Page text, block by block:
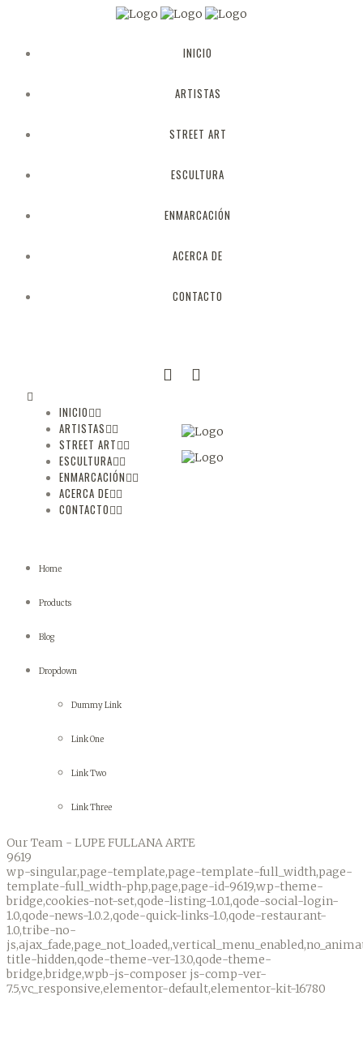
INICIO
ARTISTAS
STREET ART
ESCULTURA
ENMARCACIÓN
ACERCA DE
CONTACTO
INICIO
ARTISTAS
STREET ART
ESCULTURA
ENMARCACIÓN
ACERCA DE
CONTACTO
Home
Products
Blog
Dropdown
Dummy Link
Link One
Link Two
Link Three
Our Team - LUPE FULLANA ARTE
9619
wp-singular,page-template,page-template-full_width,page-
template-full_width-php,page,page-id-9619,wp-theme-
bridge,cookies-not-set,qode-listing-1.0.1,qode-social-login-
1.0,qode-news-1.0.2,qode-quick-links-1.0,qode-restaurant-
1.0,tribe-no-
title-hidden,qode-theme-ver-13.0,qode-theme-
bridge,bridge,wpb-js-composer js-comp-ver-
7.5,vc_responsive,elementor-default,elementor-kit-16780